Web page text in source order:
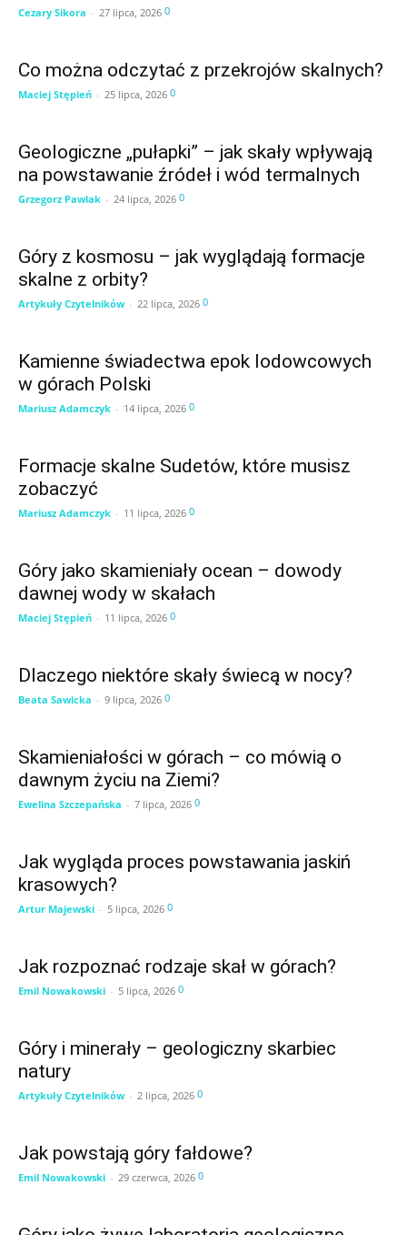
Cezary Sikora - 27 lipca, 2026 0
Co można odczytać z przekrojów skalnych?
Maciej Stępień - 25 lipca, 2026 0
Geologiczne „pułapki” – jak skały wpływają
na powstawanie źródeł i wód termalnych
Grzegorz Pawlak - 24 lipca, 2026 0
Góry z kosmosu – jak wyglądają formacje
skalne z orbity?
Artykuły Czytelników - 22 lipca, 2026 0
Kamienne świadectwa epok lodowcowych
w górach Polski
Mariusz Adamczyk - 14 lipca, 2026 0
Formacje skalne Sudetów, które musisz
zobaczyć
Mariusz Adamczyk - 11 lipca, 2026 0
Góry jako skamieniały ocean – dowody
dawnej wody w skałach
Maciej Stępień - 11 lipca, 2026 0
Dlaczego niektóre skały świecą w nocy?
Beata Sawicka - 9 lipca, 2026 0
Skamieniałości w górach – co mówią o
dawnym życiu na Ziemi?
Ewelina Szczepańska - 7 lipca, 2026 0
Jak wygląda proces powstawania jaskiń
krasowych?
Artur Majewski - 5 lipca, 2026 0
Jak rozpoznać rodzaje skał w górach?
Emil Nowakowski - 5 lipca, 2026 0
Góry i minerały – geologiczny skarbiec
natury
Artykuły Czytelników - 2 lipca, 2026 0
Jak powstają góry fałdowe?
Emil Nowakowski - 29 czerwca, 2026 0